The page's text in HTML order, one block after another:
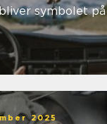
symbolet
2025